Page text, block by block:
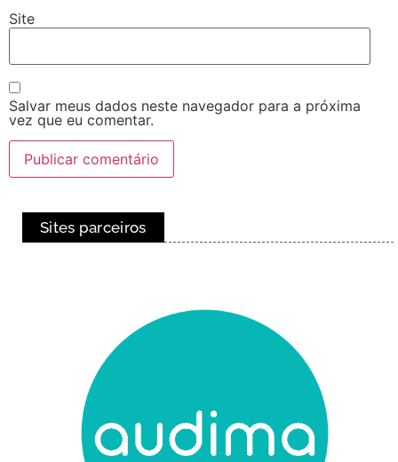
Site
Salvar meus dados neste navegador para a próxima
vez que eu comentar.
Sites parceiros